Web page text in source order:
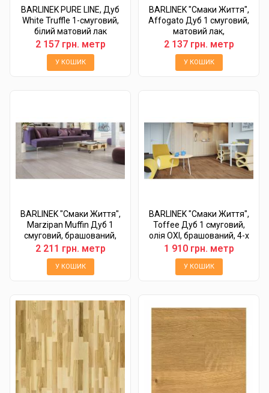
BARLINEK PURE LINE, Дуб
White Truffle 1-смуговий,
білий матовий лак
2 157 грн. метр
У КОШИК
BARLINEK "Смаки Життя",
Affogato Дуб 1 смуговий,
матовий лак,
брошурований, фаска,...
2 137 грн. метр
У КОШИК
BARLINEK "Смаки Життя",
Marzipan Muffin Дуб 1
смуговий, брашований,
матовий лак,...
2 211 грн. метр
У КОШИК
BARLINEK "Смаки Життя",
Toffee Дуб 1 смуговий,
олія OXI, брашований, 4-х
стороння...
1 910 грн. метр
У КОШИК